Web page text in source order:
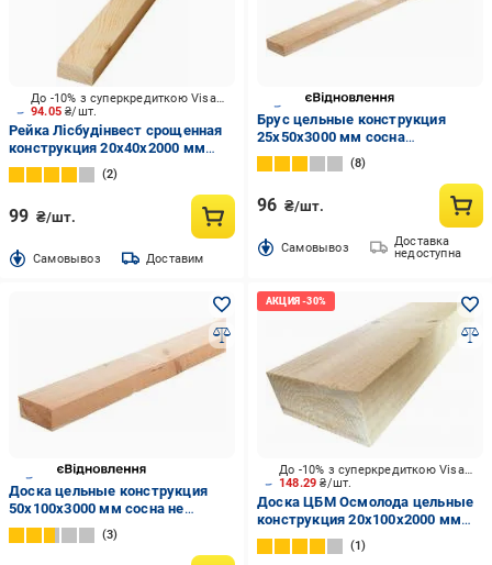
94.05₴/шт.
До -10% з суперкредиткою Visa Вигода
Рейка Лісбудінвест срощенная
конструкция 20х40х2000 мм
сосна
2
99 ₴/шт.
Cамовывоз Доставим
Брус цельные конструкция
25х50х3000 мм сосна
обработанная
8
96 ₴/шт.
Cамовывоз
Доставка
недоступна
Доска цельные конструкция
50х100х3000 мм сосна не
обработанная
3
148.29₴/шт.
До -10% з суперкредиткою Visa Вигода
Доска ЦБМ Осмолода цельные
конструкция 20х100х2000 мм
карпатская ель
1